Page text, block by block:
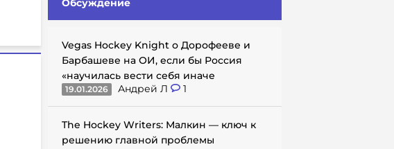
Обсуждение
Vegas Hockey Knight о Дорофееве и
Барбашеве на ОИ, если бы Россия
«научилась вести себя иначе
19.01.2026 Андрей Л 1
The Hockey Writers: Малкин — ключ к
решению главной проблемы